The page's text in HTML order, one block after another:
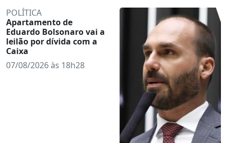
POLÍTICA
Apartamento de
Eduardo Bolsonaro vai a
leilão por dívida com a
Caixa
07/08/2026 às 18h28